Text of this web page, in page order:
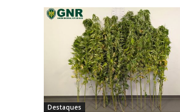
Destaques